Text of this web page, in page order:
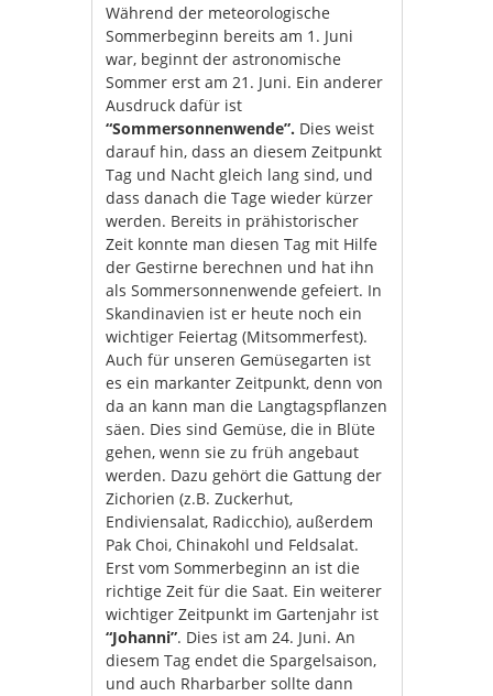
Während der meteorologische
Sommerbeginn bereits am 1. Juni
war, beginnt der astronomische
Sommer erst am 21. Juni. Ein anderer
Ausdruck dafür ist
“Sommersonnenwende”. Dies weist
darauf hin, dass an diesem Zeitpunkt
Tag und Nacht gleich lang sind, und
dass danach die Tage wieder kürzer
werden. Bereits in prähistorischer
Zeit konnte man diesen Tag mit Hilfe
der Gestirne berechnen und hat ihn
als Sommersonnenwende gefeiert. In
Skandinavien ist er heute noch ein
wichtiger Feiertag (Mitsommerfest).
Auch für unseren Gemüsegarten ist
es ein markanter Zeitpunkt, denn von
da an kann man die Langtagspflanzen
säen. Dies sind Gemüse, die in Blüte
gehen, wenn sie zu früh angebaut
werden. Dazu gehört die Gattung der
Zichorien (z.B. Zuckerhut,
Endiviensalat, Radicchio), außerdem
Pak Choi, Chinakohl und Feldsalat.
Erst vom Sommerbeginn an ist die
richtige Zeit für die Saat. Ein weiterer
wichtiger Zeitpunkt im Gartenjahr ist
“Johanni”. Dies ist am 24. Juni. An
diesem Tag endet die Spargelsaison,
und auch Rharbarber sollte dann